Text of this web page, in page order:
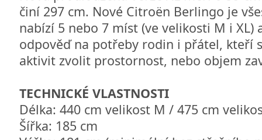
činí 297 cm. Nové Citroën Berlingo je
nabízí 5 nebo 7 míst (ve velikosti M i XL)
odpověď na potřeby rodin i přátel, kteří
aktivit zvolit prostornost, nebo objem
TECHNICKÉ VLASTNOSTI
Délka: 440 cm velikost M / 475 cm
Šířka: 185 cm